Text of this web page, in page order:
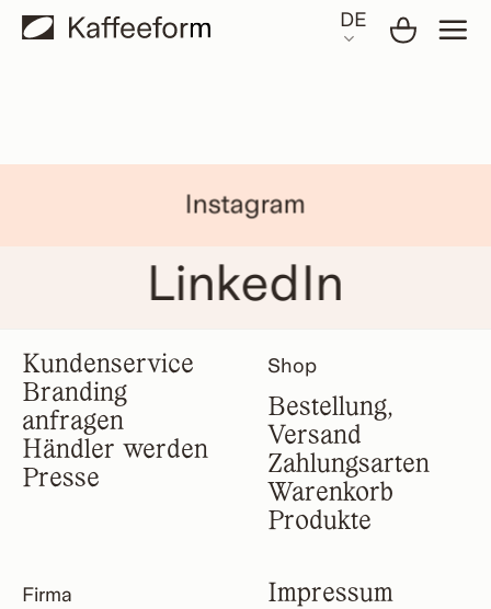
Skip
DE
Instagram
LinkedIn
Kundenservice
Branding
anfragen
Händler werden
Presse
Shop
Bestellung,
Versand
Zahlungsarten
Warenkorb
Produkte
Firma
Impressum